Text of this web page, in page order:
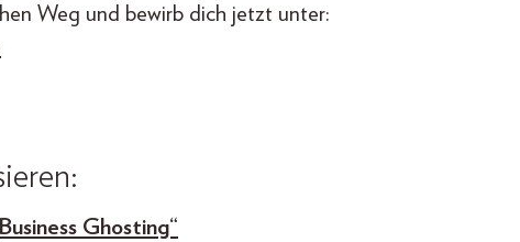
Weg und bewirb dich jetzt unter:
Ghosting“